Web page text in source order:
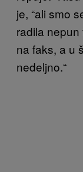
je, “ali smo
radila
na faks, a u
nedeljno.“